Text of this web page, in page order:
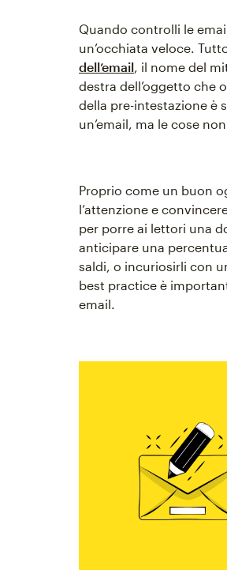
Quando controlli le
un’occhiata veloce.
dell’email, il nome del
destra dell’oggetto che
della pre-intestazione è
un’email, ma le cose
Proprio come un buon
l’attenzione e
per porre ai lettori una
anticipare una
saldi, o incuriosirli con
best practice è
email.